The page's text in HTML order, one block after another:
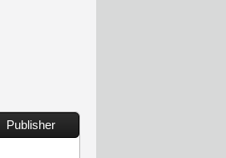
Publisher